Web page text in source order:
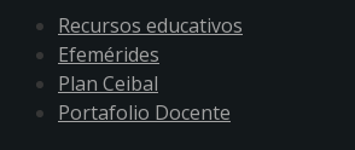
Recursos educativos
Efemérides
Plan Ceibal
Portafolio Docente